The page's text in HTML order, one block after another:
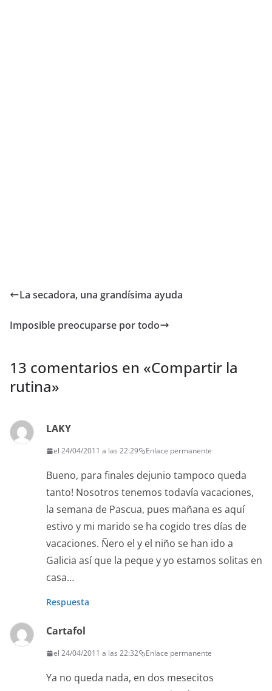
La secadora, una grandísima ayuda
Imposible preocuparse por todo
13 comentarios en «Compartir la
rutina»
LAKY
el 24/04/2011 a las 22:29 Enlace permanente
Bueno, para finales dejunio tampoco queda
tanto! Nosotros tenemos todavía vacaciones,
la semana de Pascua, pues mañana es aquí
estivo y mi marido se ha cogido tres días de
vacaciones. Ñero el y el niño se han ido a
Galicia así que la peque y yo estamos solitas en
casa…
Respuesta
Cartafol
el 24/04/2011 a las 22:32 Enlace permanente
Ya no queda nada, en dos mesecitos